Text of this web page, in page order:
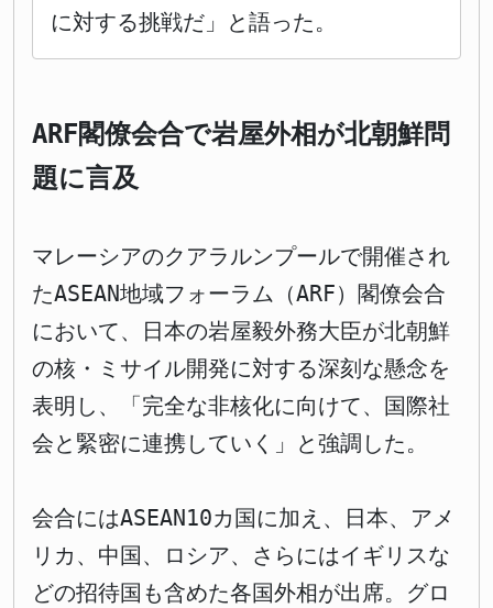
に対する挑戦だ」と語った。
ARF閣僚会合で岩屋外相が北朝鮮問
題に言及
マレーシアのクアラルンプールで開催され
たASEAN地域フォーラム（ARF）閣僚会合
において、日本の岩屋毅外務大臣が北朝鮮
の核・ミサイル開発に対する深刻な懸念を
表明し、「完全な非核化に向けて、国際社
会と緊密に連携していく」と強調した。
会合にはASEAN10カ国に加え、日本、アメ
リカ、中国、ロシア、さらにはイギリスな
どの招待国も含めた各国外相が出席。グロ